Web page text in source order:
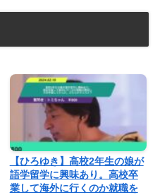
【ひろゆき】高校2年生の娘が
語学留学に興味あり。高校卒
業して海外に行くのか就職を